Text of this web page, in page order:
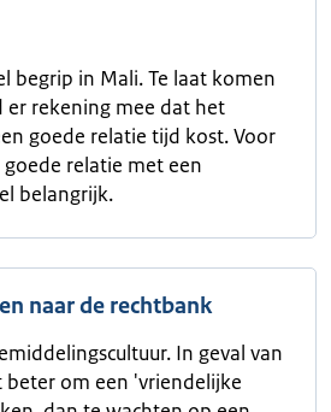
begrip in Mali. Te laat komen
er rekening mee dat het
goede relatie tijd kost. Voor
relatie met een
belangrijk.
naar de rechtbank
In geval van
beter om een 'vriendelijke